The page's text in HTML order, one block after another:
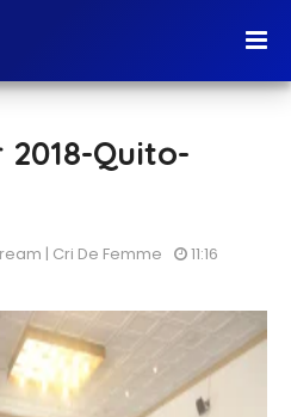
Quito-
| Cri De Femme 11:16